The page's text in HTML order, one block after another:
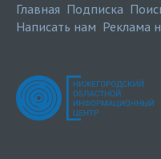
Главная Подписка
Написать нам Реклама